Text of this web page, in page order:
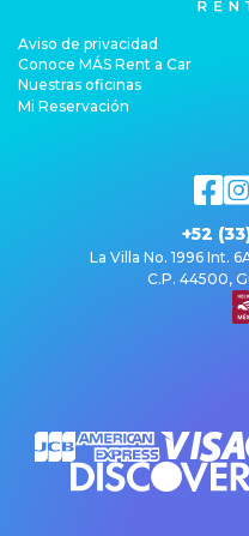
Aviso de privacidad
Conoce MÁS Rent a Car
Nuestras oficinas
Mi Reservación
+52
La Villa No. 1996 Int.
C.P. 44500,